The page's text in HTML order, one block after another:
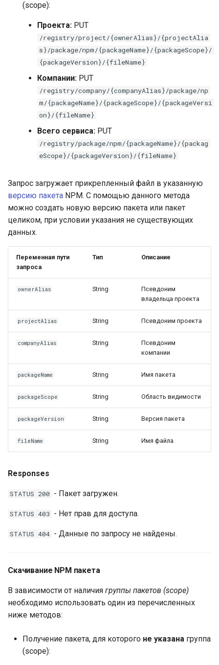
(scope):
Проекта: PUT
/registry/project/{ownerAlias}/{projectAlia
s}/package/npm/{packageName}/{packageScope}/
{packageVersion}/{fileName}
Компании: PUT
/registry/company/{companyAlias}/package/np
m/{packageName}/{packageScope}/{packageVersi
on}/{fileName}
Всего сервиса: PUT
/registry/package/npm/{packageName}/{packag
eScope}/{packageVersion}/{fileName}
Запрос загружает прикрепленный файл в указанную
версию пакета NPM. С помощью данного метода
можно создать новую версию пакета или пакет
целиком, при условии указания не существующих
данных.
Переменная пути
запроса
Тип Описание
ownerAlias String
Псевдоним
владельца проекта
projectAlias String Псевдоним проекта
companyAlias String
Псевдоним
компании
packageName String Имя пакета
paсkageScope String Область видимости
packageVersion String Версия пакета
fileName String Имя файла
Responses
STATUS 200 - Пакет загружен.
STATUS 403 - Нет прав для доступа.
STATUS 404 - Данные по запросу не найдены.
Скачивание NPM пакета
В зависимости от наличия группы пакетов (scope)
необходимо использовать один из перечисленных
ниже методов:
Получение пакета, для которого не указана группа
(scope):